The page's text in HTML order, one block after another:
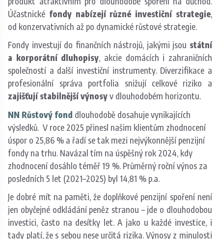
Účastnické fondy nabízejí různé investiční strategie,
od konzervativních až po dynamické růstové strategie.
Fondy investují do finančních nástrojů, jakými jsou státní
a korporátní dluhopisy, akcie domácích i zahraničních
společností a další investiční instrumenty. Diverzifikace a
profesionální správa portfolia snižují celkové riziko a
zajišťují stabilnější výnosyv dlouhodobém horizontu.
NN Růstový fond dlouhodobě dosahuje vynikajících
výsledků. V roce 2025 přinesl našim klientům zhodnocení
úspor o 25,86 % a řadí se tak mezi nejvýkonnější penzijní
fondy na trhu. Navázal tím na úspěšný rok 2024, kdy
zhodnocení dosáhlo téměř 19 %. Průměrný roční výnos za
posledních 5 let (2021–2025) byl 14,81 % p.a.
Je dobré mít na paměti, že doplňkové penzijní spoření není
jen obyčejné odkládání peněz stranou – jde o dlouhodobou
investici, často na desítky let. A jako u každé investice, i
tady platí, že s sebou nese určitá rizika. Výnosy z minulosti